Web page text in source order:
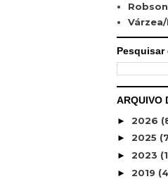
Pesquisar
ARQUIVO
► 2026
► 2025
► 2023
► 2019